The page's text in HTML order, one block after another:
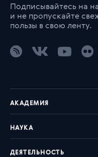
Подписывайтесь на
и не пропускайте
пользы в свою ленту.
АКАДЕМИЯ
НАУКА
ДЕЯТЕЛЬНОСТЬ